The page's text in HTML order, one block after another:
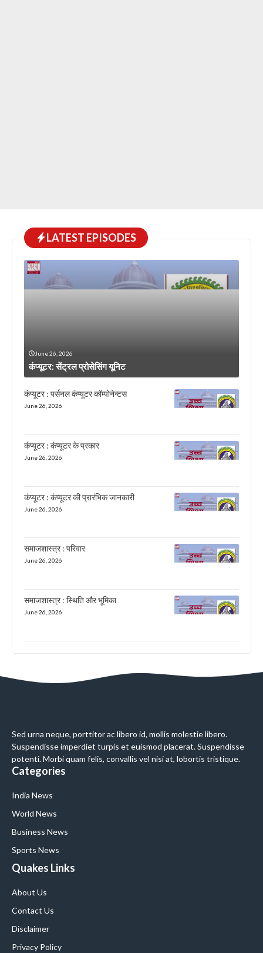
LATEST EPISODES
June 26, 2026
कंप्यूटर: सेंट्रल प्रोसेसिंग यूनिट
कंप्यूटर : पर्सनल कंप्यूटर कॉम्पोनेन्टस
June 26, 2026
कंप्यूटर : कंप्यूटर के प्रकार
June 26, 2026
कंप्यूटर : कंप्यूटर की प्रारंभिक जानकारी
June 26, 2026
समाजशास्त्र : परिवार
June 26, 2026
समाजशास्त्र : स्थिति और भूमिका
June 26, 2026
Sed urna neque, porttitor ac libero id, mollis molestie libero.
Suspendisse imperdiet turpis et euismod placerat. Suspendisse
potenti. Morbi quam felis, convallis vel nisi at, lobortis tristique.
Categories
India News
World News
Business News
Sports News
Quakes Links
About Us
Contact Us
Disclaimer
Privacy Policy